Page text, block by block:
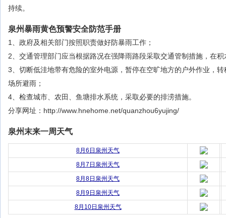
持续。
泉州暴雨黄色预警安全防范手册
1、政府及相关部门按照职责做好防暴雨工作；
2、交通管理部门应当根据路况在强降雨路段采取交通管制措施，在
3、切断低洼地带有危险的室外电源，暂停在空旷地方的户外作业，
场所避雨；
4、检查城市、农田、鱼塘排水系统，采取必要的排涝措施。
分享网址：http://www.hnehome.net/quanzhou6yujing/
泉州末来一周天气
8月6日泉州天气
8月7日泉州天气
8月8日泉州天气
8月9日泉州天气
8月10日泉州天气